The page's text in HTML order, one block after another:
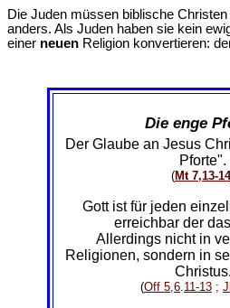
Die Juden müssen biblische
anders. Als Juden haben sie kein
einer neuen Religion konvertieren:
Die enge
Der Glaube an Jesus
Pforte".
(Mt 7,13-14
Gott ist für jeden
erreichbar der
Allerdings nicht in
Religionen, sondern in
Christus.
(Off 5,6 11-13 ;